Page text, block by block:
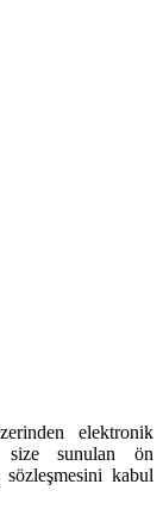
elektronik
size sunulan ön
kabul